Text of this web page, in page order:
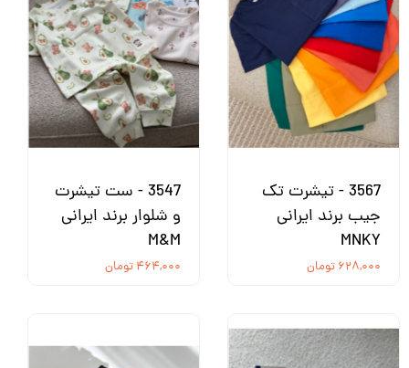
3567 - تیشرت تک
جیب برند ایرانی
MNKY
۶۲۸,۰۰۰ تومان
3547 - ست تیشرت
و شلوار برند ایرانی
M&M
۴۶۴,۰۰۰ تومان